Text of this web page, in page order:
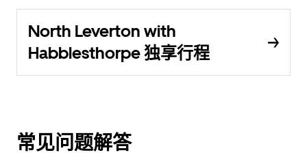
North Leverton with
Habblesthorpe 独享行程
常见问题解答